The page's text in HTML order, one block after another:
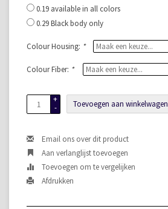
0.19 available in all colors
0.29 Black body only
Colour Housing: *
Colour Fiber: *
+
-
Toevoegen aan winkelwagen
Email ons over dit product
Aan verlanglijst toevoegen
Toevoegen om te vergelijken
Afdrukken